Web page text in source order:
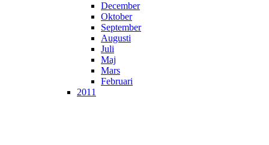
December
Oktober
September
Augusti
Juli
Maj
Mars
Februari
2011